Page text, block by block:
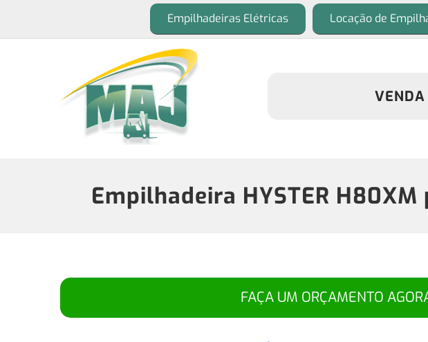
Empilhadeiras Elétricas Locação de
Empilhadeira HYSTER
FAÇA UM ORÇAMENTO